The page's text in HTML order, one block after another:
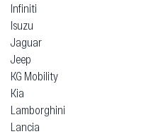
Infiniti
Isuzu
Jaguar
Jeep
KG Mobility
Kia
Lamborghini
Lancia